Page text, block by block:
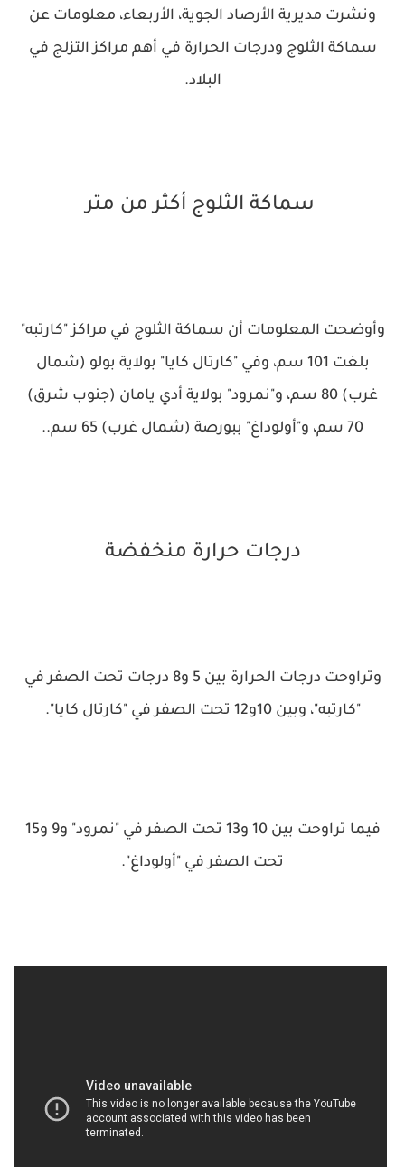
ونشرت مديرية الأرصاد الجوية، الأربعاء، معلومات عن
سماكة الثلوج ودرجات الحرارة في أهم مراكز التزلج في
البلاد.
سماكة الثلوج أكثر من متر
وأوضحت المعلومات أن سماكة الثلوج في مراكز "كارتبه"
بلغت 101 سم، وفي "كارتال كايا" بولاية بولو (شمال
غرب) 80 سم، و"نمرود" بولاية أدي يامان (جنوب شرق)
70 سم، و"أولوداغ" ببورصة (شمال غرب) 65 سم..
درجات حرارة منخفضة
وتراوحت درجات الحرارة بين 5 و8 درجات تحت الصفر في
"كارتبه"، وبين 10و12 تحت الصفر في "كارتال كايا".
فيما تراوحت بين 10 و13 تحت الصفر في "نمرود" و9 و15
تحت الصفر في "أولوداغ".